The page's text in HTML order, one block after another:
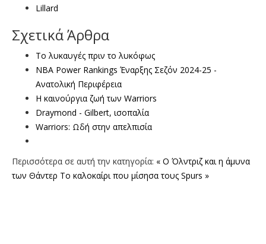
Lillard
Σχετικά Άρθρα
Το λυκαυγές πριν το λυκόφως
ΝΒΑ Power Rankings Έναρξης Σεζόν 2024-25 -
Ανατολική Περιφέρεια
Η καινούργια ζωή των Warriors
Draymond - Gilbert, ισοπαλία
Warriors: Ωδή στην απελπισία
Περισσότερα σε αυτή την κατηγορία: « O Όλντριζ και η άμυνα
των Θάντερ Το καλοκαίρι που μίσησα τους Spurs »